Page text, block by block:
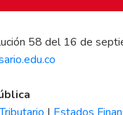
58 del 16 de